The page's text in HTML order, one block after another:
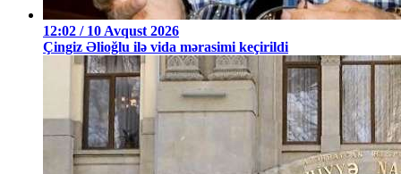
12:02 / 10 Avqust 2026
Çingiz Əlioğlu ilə vida mərasimi keçirildi